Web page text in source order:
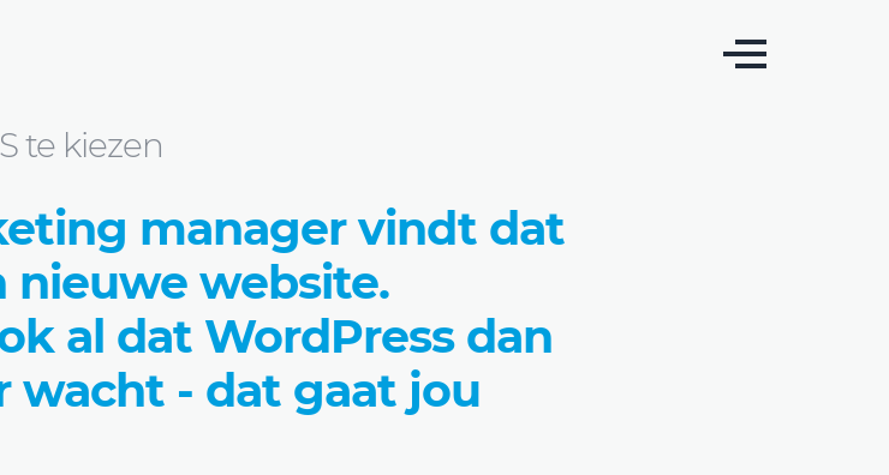
te kiezen
manager vindt dat
website.
al dat WordPress dan
wacht - dat gaat jou